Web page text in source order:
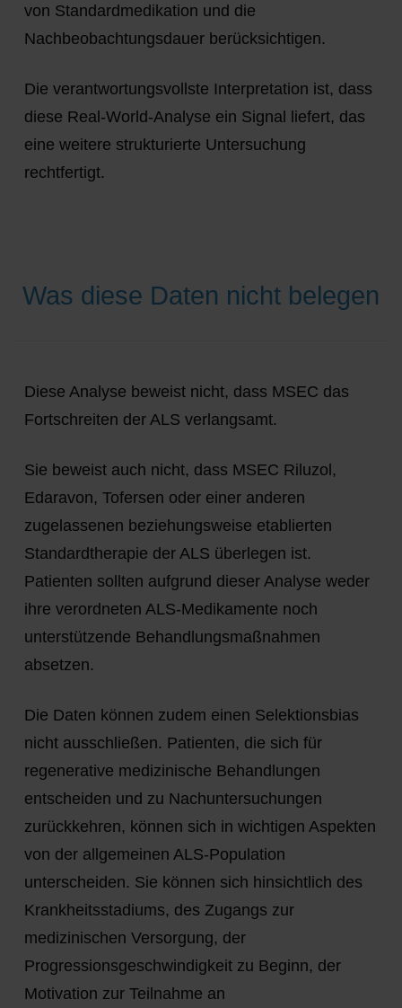
von Standardmedikation und die
Nachbeobachtungsdauer berücksichtigen.
Die verantwortungsvollste Interpretation ist, dass
diese Real-World-Analyse ein Signal liefert, das
eine weitere strukturierte Untersuchung
rechtfertigt.
Was diese Daten nicht belegen
Diese Analyse beweist nicht, dass MSEC das
Fortschreiten der ALS verlangsamt.
Sie beweist auch nicht, dass MSEC Riluzol,
Edaravon, Tofersen oder einer anderen
zugelassenen beziehungsweise etablierten
Standardtherapie der ALS überlegen ist.
Patienten sollten aufgrund dieser Analyse weder
ihre verordneten ALS-Medikamente noch
unterstützende Behandlungsmaßnahmen
absetzen.
Die Daten können zudem einen Selektionsbias
nicht ausschließen. Patienten, die sich für
regenerative medizinische Behandlungen
entscheiden und zu Nachuntersuchungen
zurückkehren, können sich in wichtigen Aspekten
von der allgemeinen ALS-Population
unterscheiden. Sie können sich hinsichtlich des
Krankheitsstadiums, des Zugangs zur
medizinischen Versorgung, der
Progressionsgeschwindigkeit zu Beginn, der
Motivation zur Teilnahme an